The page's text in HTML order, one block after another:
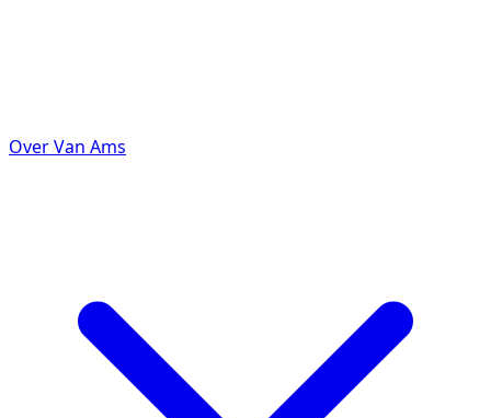
Over Van Ams